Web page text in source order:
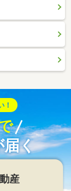
！
届く
産